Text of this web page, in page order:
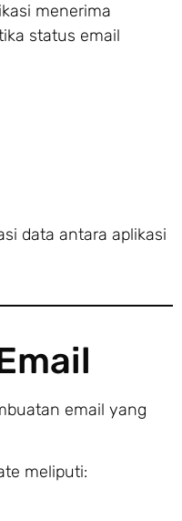
menerima
status email
data antara aplikasi
email yang
meliputi: